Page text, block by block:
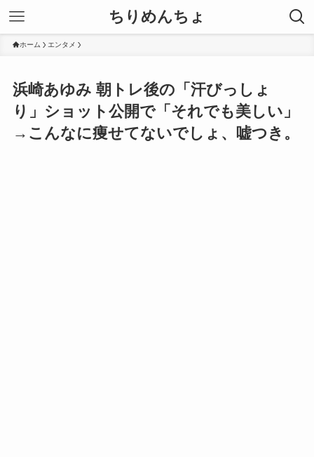
ちりめんちょ
ホーム エンタメ
浜崎あゆみ 朝トレ後の「汗びっしょ
り」ショット公開で「それでも美しい」
→こんなに痩せてないでしょ、嘘つき。